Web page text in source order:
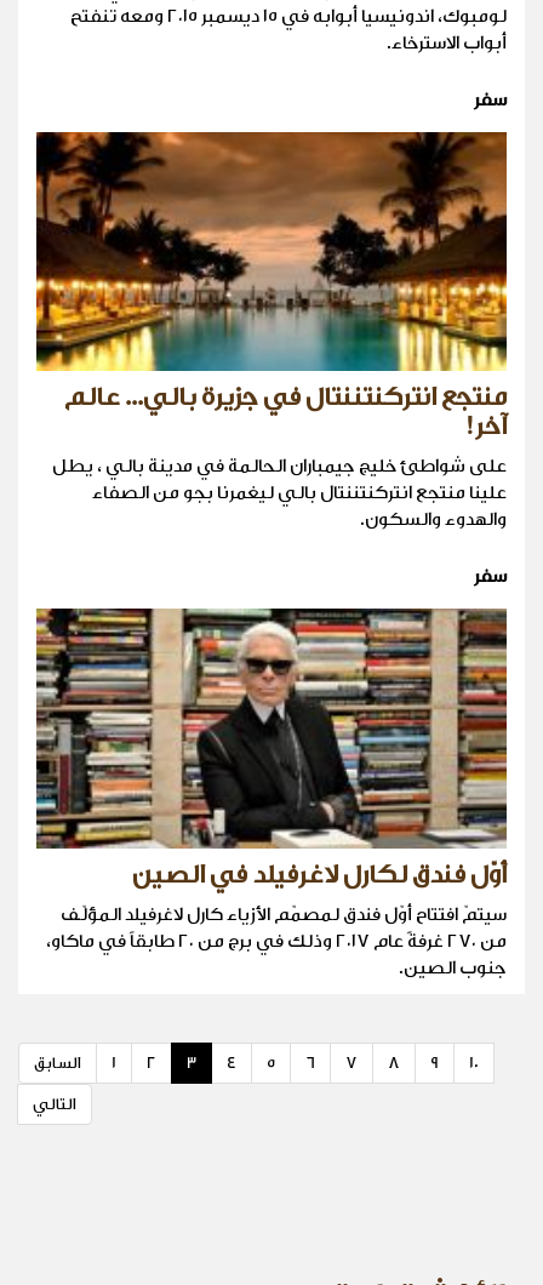
لومبوك، اندونيسيا أبوابه في ١٥ ديسمبر ٢٠١٥ ومعه تنفتح
أبواب الاسترخاء.
سفر
منتجع انتركنتننتال في جزيرة بالي... عالم
آخر!
على شواطئ خليج جيمباران الحالمة في مدينة بالي ، يطل
علينا منتجع انتركنتننتال بالي ليغمرنا بجو من الصفاء
والهدوء والسكون.
سفر
أوّل فندق لكارل لاغرفيلد في الصين
سيتمّ افتتاح أوّل فندق لمصمّم الأزياء كارل لاغرفيلد المؤلّف
من ٢٧٠ غرفةً عام ٢٠١٧ وذلك في برج من ٢٠ طابقاً في ماكاو،
جنوب الصين.
السابق 1 2 3 4 5 6 7 8 9 10
التالي